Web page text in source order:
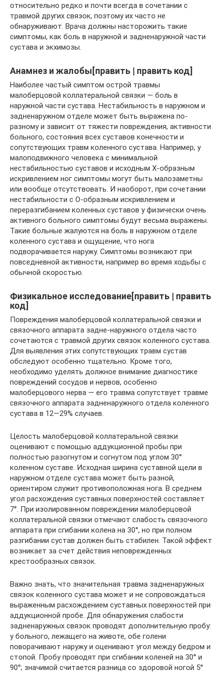
относительно редко и почти всегда в сочетании с
травмой других связок, поэтому их часто не
обнаруживают. Врача должны насторожить такие
симптомы, как боль в наружной и задненаружной части
сустава и экхимозы.
Анамнез и жалобы[править | править код]
Наиболее частый симптом острой травмы
малоберцовой коллатеральной связки — боль в
наружной части сустава. Нестабильность в наружном и
задненаружном отделе может быть выражена по-
разному и зависит от тяжести повреждения, активности
больного, состояния всех суставов конечности и
сопутствующих травм коленного сустава. Например, у
малоподвижного человека с минимальной
нестабильностью суставов и исходным Х-образным
искривлением ног симптомы могут быть малозаметны
или вообще отсутствовать. И наоборот, при сочетании
нестабильности с О-образным искривлением и
переразгибанием коленных суставов у физически очень
активного больного симптомы будут весьма выражены.
Такие больные жалуются на боль в наружном отделе
коленного сустава и ощущение, что нога
подворачивается наружу. Симптомы возникают при
повседневной активности, например во время ходьбы с
обычной скоростью.
Физикальное исследование[править | править
код]
Повреждения малоберцовой коллатеральной связки и
связочного аппарата задне-наружного отдела часто
сочетаются с травмой других связок коленного сустава.
Для выявления этих сопутствующих травм сустав
обследуют особенно тщательно. Кроме того,
необходимо уделять должное внимание диагностике
повреждений сосудов и нервов, особенно
малоберцового нерва — его травма сопутствует травме
связочного аппарата задненаружного отдела коленного
сустава в 12—29% случаев.
Целость малоберцовой коллатеральной связки
оценивают с помощью аддукционной пробы при
полностью разогнутом и согнутом под углом 30°
коленном суставе. Исходная ширина суставной щели в
наружном отделе сустава может быть разной,
ориентиром служит противоположная нога. В среднем
угол расхождения суставных поверхностей составляет
7°. При изолированном повреждении малоберцовой
коллатеральной связки отмечают слабость связочного
аппарата при сгибании колена на 30°, но при полном
разгибании сустав должен быть стабилен. Такой эффект
возникает за счет действия неповрежденных
крестообразных связок.
Важно знать, что значительная травма задненаружных
связок коленного сустава может и не сопровождаться
выраженным расхождением суставных поверхностей при
аддукционной пробе. Для обнаружения слабости
задненаружных связок проводят дополнительную пробу:
у больного, лежащего на животе, обе голени
поворачивают наружу и оценивают угол между бедром и
стопой. Пробу проводят при сгибании коленей на 30° и
90°; значимой считается разница со здоровой ногой 5°